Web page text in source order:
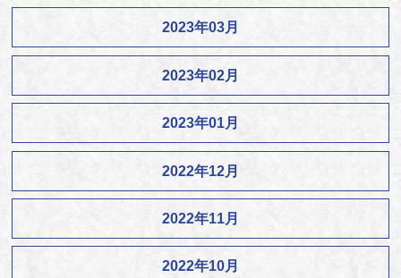
2023年03月
2023年02月
2023年01月
2022年12月
2022年11月
2022年10月